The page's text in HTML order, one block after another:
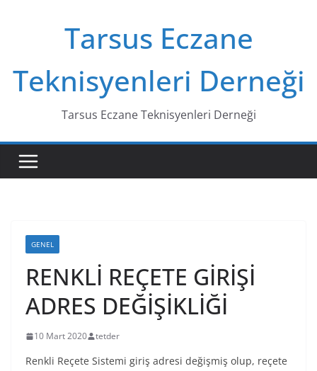
Tarsus Eczane
Teknisyenleri Derneği
Tarsus Eczane Teknisyenleri Derneği
GENEL
RENKLİ REÇETE GİRİŞİ
ADRES DEĞİŞİKLİĞİ
10 Mart 2020 tetder
Renkli Reçete Sistemi giriş adresi değişmiş olup, reçete